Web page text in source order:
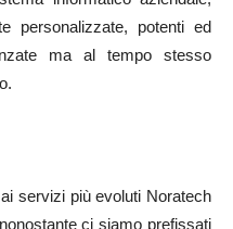
personalizzate, potenti ed
ma al tempo stesso
servizi più evoluti Noratech
ci siamo prefissati